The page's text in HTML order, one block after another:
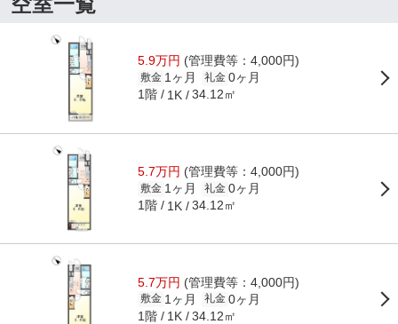
5.9万円 (管理費等：4,000円)
敷金 1ヶ月 礼金 0ヶ月
1階 1K 34.12㎡
5.7万円 (管理費等：4,000円)
敷金 1ヶ月 礼金 0ヶ月
1階 1K 34.12㎡
5.7万円 (管理費等：4,000円)
敷金 1ヶ月 礼金 0ヶ月
1階 1K 34.12㎡